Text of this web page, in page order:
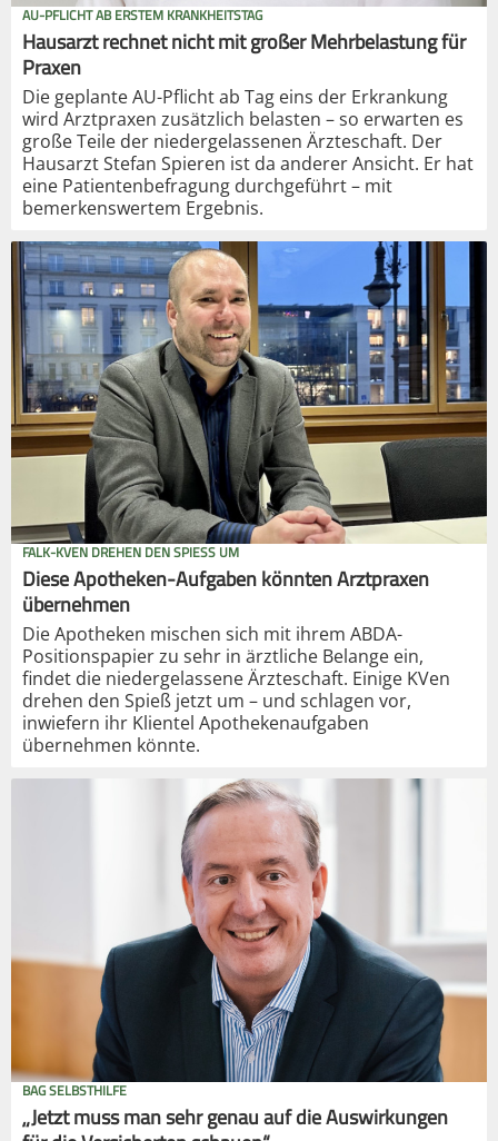
AU-PFLICHT AB ERSTEM KRANKHEITSTAG
Hausarzt rechnet nicht mit großer Mehrbelastung für
Praxen
Die geplante AU-Pflicht ab Tag eins der Erkrankung
wird Arztpraxen zusätzlich belasten – so erwarten es
große Teile der niedergelassenen Ärzteschaft. Der
Hausarzt Stefan Spieren ist da anderer Ansicht. Er hat
eine Patientenbefragung durchgeführt – mit
bemerkenswertem Ergebnis.
FALK-KVEN DREHEN DEN SPIESS UM
Diese Apotheken-Aufgaben könnten Arztpraxen
übernehmen
Die Apotheken mischen sich mit ihrem ABDA-
Positionspapier zu sehr in ärztliche Belange ein,
findet die niedergelassene Ärzteschaft. Einige KVen
drehen den Spieß jetzt um – und schlagen vor,
inwiefern ihr Klientel Apothekenaufgaben
übernehmen könnte.
BAG SELBSTHILFE
„Jetzt muss man sehr genau auf die Auswirkungen